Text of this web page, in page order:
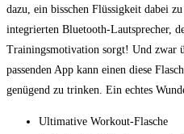
dazu, ein bisschen Flüssigkeit dabei
integrierten Bluetooth-Lautsprecher,
Trainingsmotivation sorgt! Und zwar
passenden App kann einen diese
genügend zu trinken. Ein echtes
Ultimative Workout-Flasche